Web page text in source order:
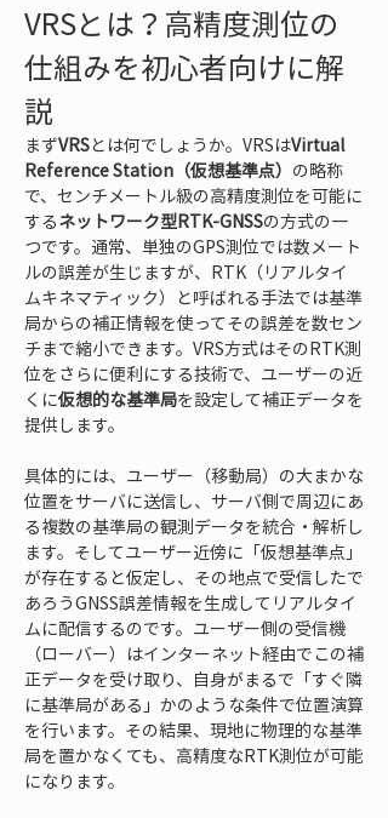
VRSとは？高精度測位の
仕組みを初心者向けに解
説
まずVRSとは何でしょうか。VRSはVirtual
Reference Station（仮想基準点） の略称
で、センチメートル級の高精度測位を可能に
するネットワーク型RTK-GNSSの方式の一
つです。通常、単独のGPS測位では数メート
ルの誤差が生じますが、RTK（リアルタイ
ムキネマティック）と呼ばれる手法では基準
局からの補正情報を使ってその誤差を数セン
チまで縮小できます。VRS方式はそのRTK測
位をさらに便利にする技術で、ユーザーの近
くに仮想的な基準局を設定して補正データを
提供します。
具体的には、ユーザー（移動局）の大まかな
位置をサーバに送信し、サーバ側で周辺にあ
る複数の基準局の観測データを統合・解析し
ます。そしてユーザー近傍に「仮想基準点」
が存在すると仮定し、その地点で受信したで
あろうGNSS誤差情報を生成してリアルタイ
ムに配信するのです。ユーザー側の受信機
（ローバー）はインターネット経由でこの補
正データを受け取り、自身がまるで「すぐ隣
に基準局がある」かのような条件で位置演算
を行います。その結果、現地に物理的な基準
局を置かなくても、高精度なRTK測位が可能
になります。